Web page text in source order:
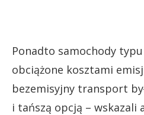
Ponadto samochody
obciążone kosztami
bezemisyjny transport
i tańszą opcją – wskazali